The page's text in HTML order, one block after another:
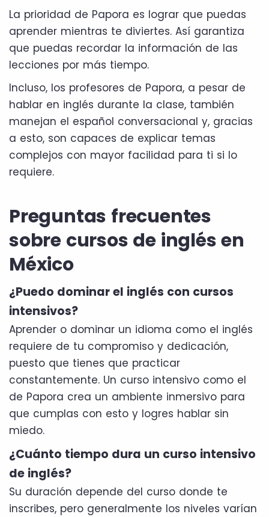
La prioridad de Papora es lograr que puedas
aprender mientras te diviertes. Así garantiza
que puedas recordar la información de las
lecciones por más tiempo.
Incluso, los profesores de Papora, a pesar de
hablar en inglés durante la clase, también
manejan el español conversacional y, gracias
a esto, son capaces de explicar temas
complejos con mayor facilidad para ti si lo
requiere.
Preguntas frecuentes
sobre cursos de inglés en
México
¿Puedo dominar el inglés con cursos
intensivos?
Aprender o dominar un idioma como el inglés
requiere de tu compromiso y dedicación,
puesto que tienes que practicar
constantemente. Un curso intensivo como el
de Papora crea un ambiente inmersivo para
que cumplas con esto y logres hablar sin
miedo.
¿Cuánto tiempo dura un curso intensivo
de inglés?
Su duración depende del curso donde te
inscribes, pero generalmente los niveles varían